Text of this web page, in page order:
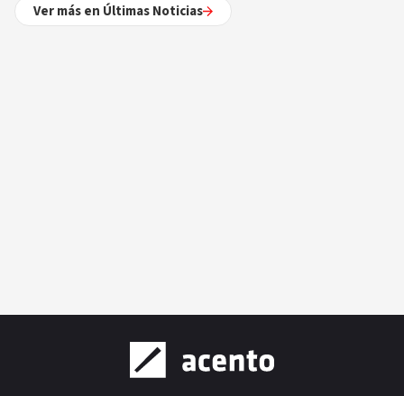
Ver más en Últimas Noticias